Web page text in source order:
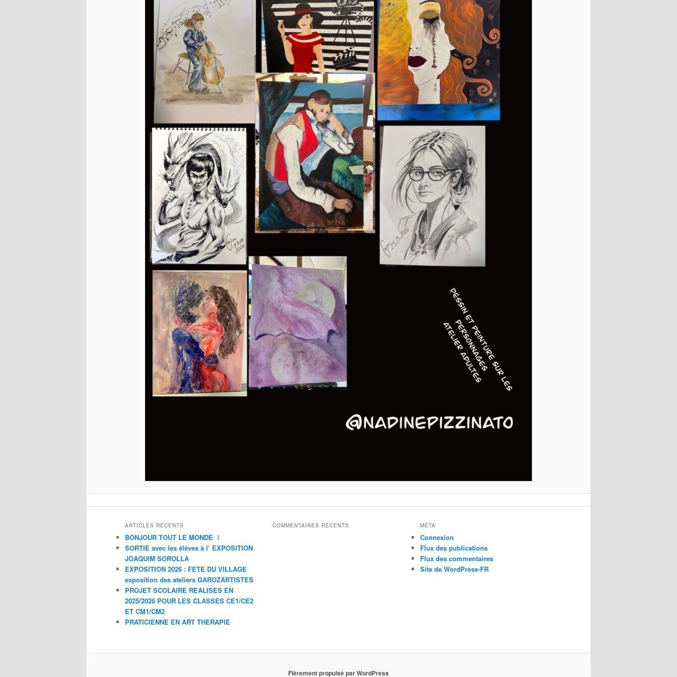
ARTICLES RÉCENTS
BONJOUR TOUT LE MONDE !
SORTIE avec les élèves à l’ EXPOSITION
JOAQUIM SOROLLA
EXPOSITION 2026 : FETE DU VILLAGE
exposition des ateliers GAROZARTISTES
PROJET SCOLAIRE REALISES EN
2025/2026 POUR LES CLASSES CE1/CE2
ET CM1/CM2
PRATICIENNE EN ART THERAPIE
COMMENTAIRES RÉCENTS MÉTA
Connexion
Flux des publications
Flux des commentaires
Site de WordPress-FR
Fièrement propulsé par WordPress